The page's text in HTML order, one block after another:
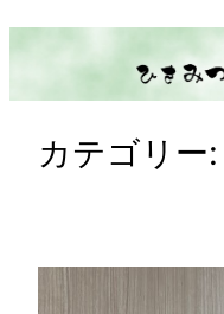
ッ
カテゴリー: